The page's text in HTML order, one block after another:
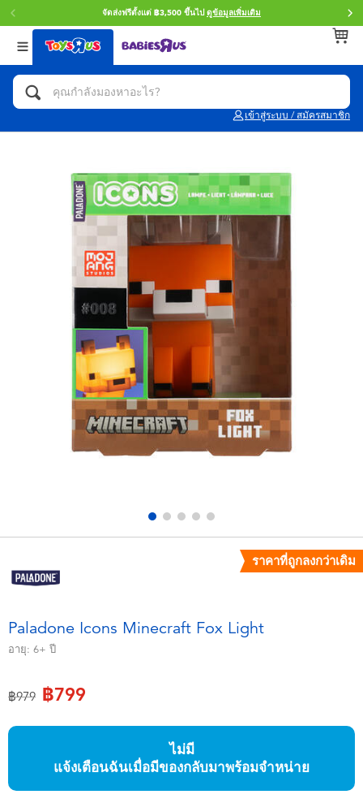
จัดส่งฟรีตั้งแต่ ฿3,500 ขึ้นไป ดูข้อมูลเพิ่มเติม
เข้าสู่ระบบ / สมัครสมาชิก
กลับ
หมวดหมู่
แอคชั่นฟิกเกอร์ และการสวมบทบาทเป็นฮีโร่
ตัวต่อและ LEGO
รถของเล่น, รถบรรทุกของเล่น, รถไฟของเล่น
และรีโมทบังคับ
กิจกรรมและงานคราฟท์
ตุ๊กตาและของสะสม
อุปกรณ์อิเล็คทรอนิกส์
เกมและพัซเซิล
กิจกรรมกลางแจ้งและกีฬา
ของเล่นนุ่มนิ่ม
ไอเทมฤดูร้อน
ของเล่นสำหรับเด็กทารกและวัยหัดเดิน
กลับ
แบรนด์
Toy Story ทอย สตอรี่
Star Wars
LEGOเลโก้
Blokees บล็อคคีส์
Zuru ซูรู
X-Shot
playpop
กลับ
Age
0~2 ปี
5~7 ปี
12~14 ปี
14+ ปี
ราคาที่ถูกลงกว่าเดิม
Paladone Icons Minecraft Fox Light
อายุ: 6+ ปี
ลดราคาจาก
฿979ถึง฿799
ไม่มี
แจ้งเตือนฉันเมื่อมีของกลับมาพร้อมจำหน่าย